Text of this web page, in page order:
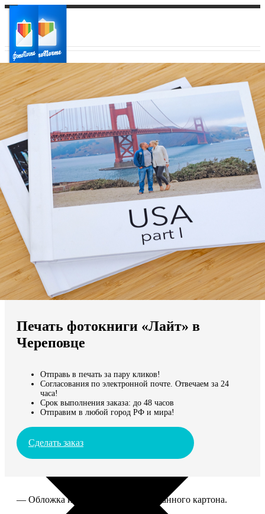
Ваш город:
Ваш регион доставки
Выберите из списка:
Мы доставляем по всему миру
Продолжить без города
Печать фотокниги «Лайт» в
Череповце
Отправь в печать за пару кликов!
Согласования по электронной почте. Отвечаем за 24
часа!
Срок выполнения заказа: до 48 часов
Отправим в любой город РФ и мира!
Сделать заказ
— Обложка из твердого ламинированного картона.